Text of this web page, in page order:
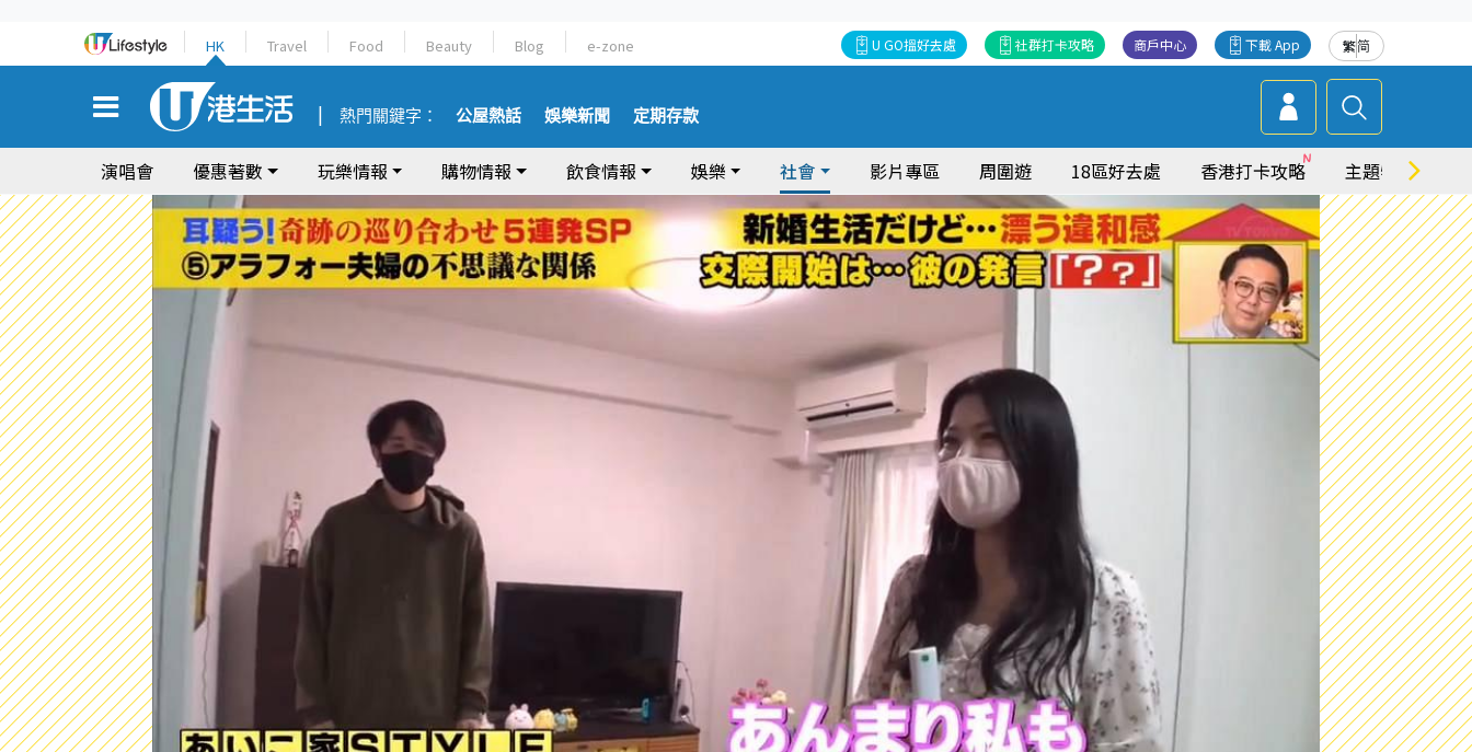
HK Travel Food Beauty Blog e-zone 繁简
下載 App
商戶中心
社群打卡攻略
U GO搵好去處
熱門關鍵字： 公屋熱話 娛樂新聞 定期存款
演唱會 優惠著數 玩樂情報 購物情報 飲食情報 娛樂 社會 影片專區 周圍遊 18區好去處 香港打卡攻略 主題特集